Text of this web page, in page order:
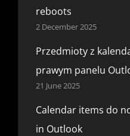
reboots
2 December 2025
Przedmioty z
prawym panelu
21 June 2025
Calendar items do
in Outlook